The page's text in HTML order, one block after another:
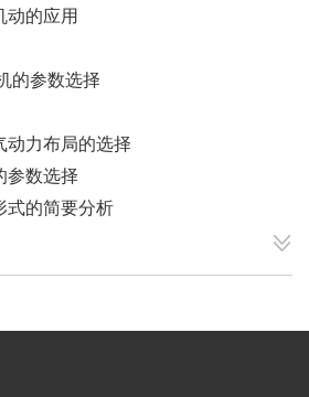
的应用
参数选择
力布局的选择
数选择
的简要分析